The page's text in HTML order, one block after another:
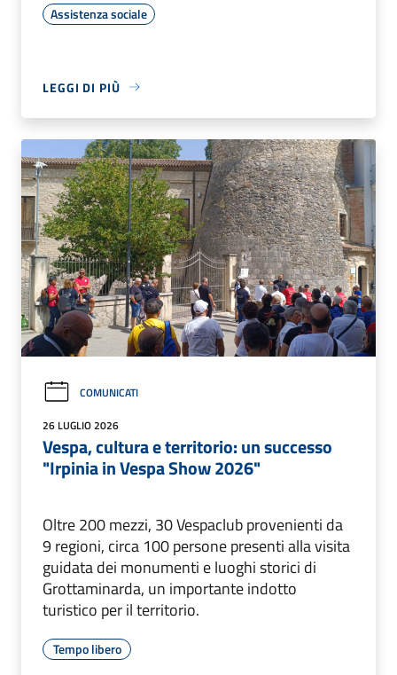
Assistenza sociale
LEGGI DI PIÙ
COMUNICATI
26 LUGLIO 2026
Vespa, cultura e territorio: un successo
"Irpinia in Vespa Show 2026"
Oltre 200 mezzi, 30 Vespaclub provenienti da
9 regioni, circa 100 persone presenti alla visita
guidata dei monumenti e luoghi storici di
Grottaminarda, un importante indotto
turistico per il territorio.
Tempo libero